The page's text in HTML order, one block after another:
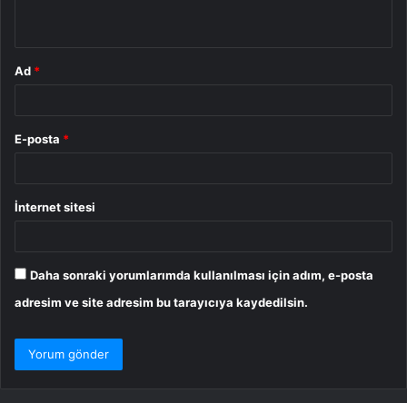
Ad *
E-posta *
İnternet sitesi
Daha sonraki yorumlarımda kullanılması için adım, e-posta
adresim ve site adresim bu tarayıcıya kaydedilsin.